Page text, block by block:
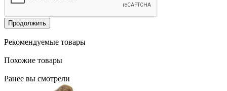
Продолжить
Рекомендуемые товары
Похожие товары
Ранее вы смотрели